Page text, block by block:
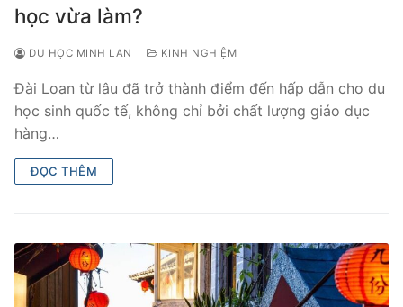
học vừa làm?
DU HỌC MINH LAN KINH NGHIỆM
Đài Loan từ lâu đã trở thành điểm đến hấp dẫn cho du
học sinh quốc tế, không chỉ bởi chất lượng giáo dục
hàng…
ĐỌC THÊM